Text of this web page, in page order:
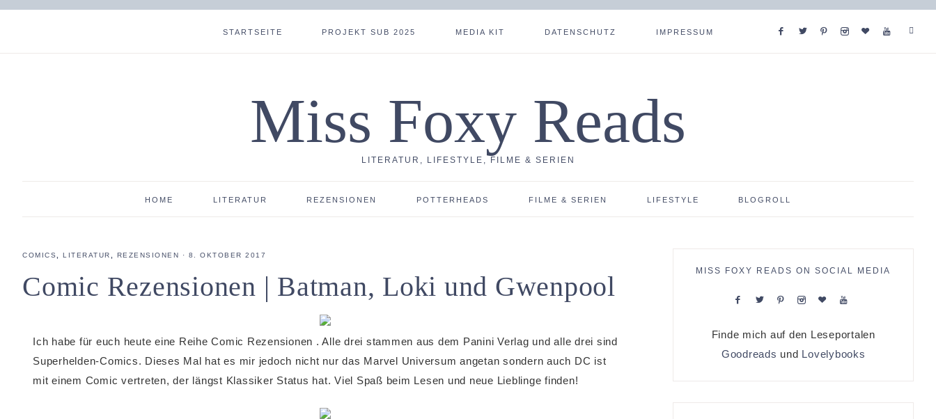
STARTSEITE PROJEKT SUB 2025 MEDIA KIT DATENSCHUTZ IMPRESSUM
Miss Foxy Reads
LITERATUR, LIFESTYLE, FILME & SERIEN
HOME LITERATUR REZENSIONEN POTTERHEADS FILME & SERIEN LIFESTYLE BLOGROLL
COMICS LITERATUR REZENSIONEN · 8. OKTOBER 2017
Comic Rezensionen | Batman, Loki und Gwenpool
Ich habe für euch heute eine Reihe Comic Rezensionen . Alle drei stammen aus dem Panini Verlag und alle drei sind
Superhelden-Comics. Dieses Mal hat es mir jedoch nicht nur das Marvel Universum angetan sondern auch DC ist
mit einem Comic vertreten, der längst Klassiker Status hat. Viel Spaß beim Lesen und neue Lieblinge finden!
MISS FOXY READS ON SOCIAL MEDIA
Finde mich auf den Leseportalen
Goodreads und Lovelybooks